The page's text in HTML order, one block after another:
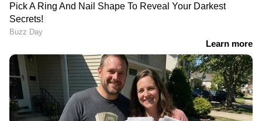
വിജയന്‍റെ വീട്ടിലെ ഇഡി
റെയ്ജിനോട്
യോജിക്കുന്നില്ല; മന്ത്രി
തകർക്കാമെന്ന് ആരും